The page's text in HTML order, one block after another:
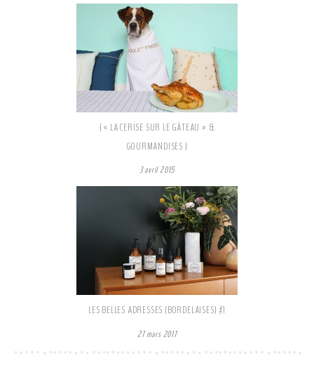
{ « LA CERISE SUR LE GÂTEAU » &
GOURMANDISES }
3 avril 2015
LES BELLES ADRESSES {BORDELAISES} #1
27 mars 2017